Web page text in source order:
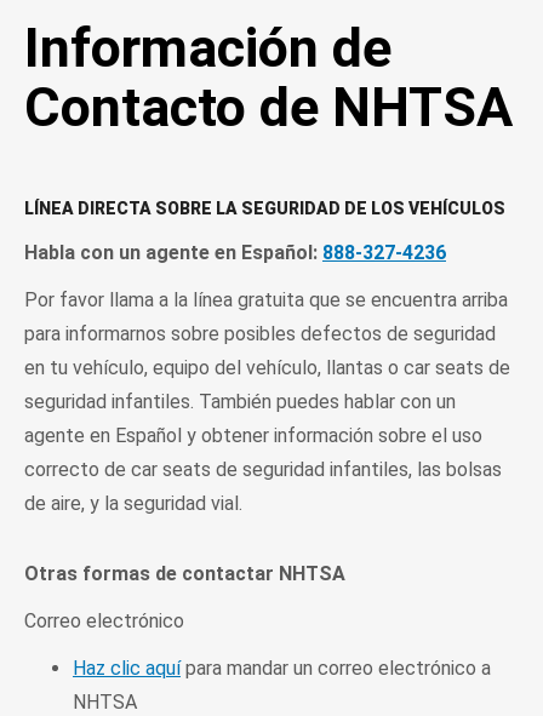
Información de
Contacto de NHTSA
LÍNEA DIRECTA SOBRE LA SEGURIDAD DE LOS VEHÍCULOS
Habla con un agente en Español: 888-327-4236
Por favor llama a la línea gratuita que se encuentra arriba
para informarnos sobre posibles defectos de seguridad
en tu vehículo, equipo del vehículo, llantas o car seats de
seguridad infantiles. También puedes hablar con un
agente en Español y obtener información sobre el uso
correcto de car seats de seguridad infantiles, las bolsas
de aire, y la seguridad vial.
Otras formas de contactar NHTSA
Correo electrónico
Haz clic aquípara mandar un correo electrónico a
NHTSA